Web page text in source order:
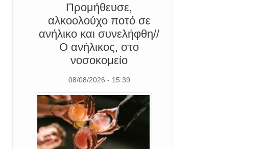
Προμήθευσε,
αλκοολούχο ποτό σε
ανήλικο και συνελήφθη//
Ο ανήλικος, στο
νοσοκομείο
08/08/2026 - 15:39